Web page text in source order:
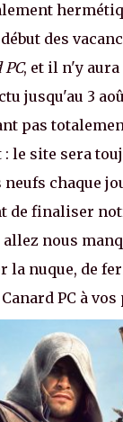
des
PC, et il n'y
jusqu'au 3
pas
: le site sera
chaque
de finaliser
nous
la nuque, de
PC à vos
que
tous ! –ER.